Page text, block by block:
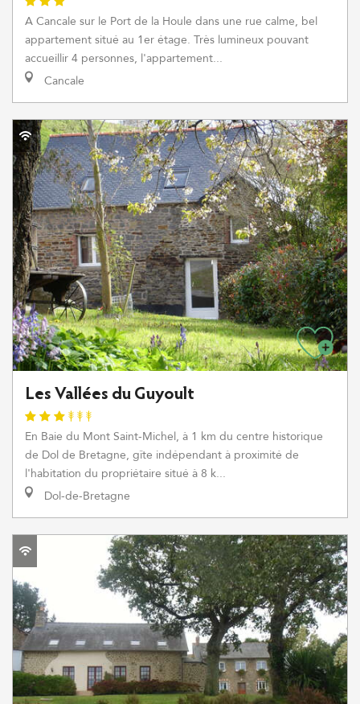
A Cancale sur le Port de la Houle dans une rue calme, bel
appartement situé au 1er étage. Très lumineux pouvant
accueillir 4 personnes, l'appartement...
Cancale
Les Vallées du Guyoult
En Baie du Mont Saint-Michel, à 1 km du centre historique
de Dol de Bretagne, gîte indépendant à proximité de
l'habitation du propriétaire situé à 8 k...
Dol-de-Bretagne